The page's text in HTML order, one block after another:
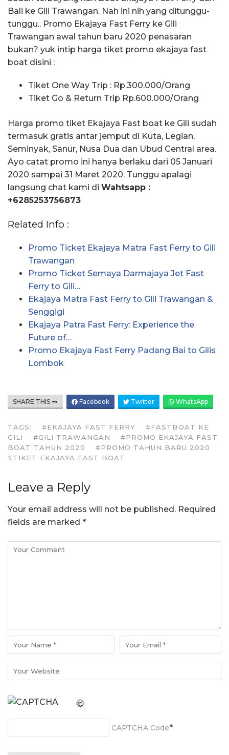
Bali ke Gili Trawangan. Nah ini nih yang ditunggu-
tunggu.. Promo Ekajaya Fast Ferry ke Gili
Trawangan awal tahun baru 2020 penasaran
bukan? yuk intip harga tiket promo ekajaya fast
boat disini :
Tiket One Way Trip : Rp.300.000/Orang
Tiket Go & Return Trip Rp.600.000/Orang
Harga promo tiket Ekajaya Fast boat ke Gili sudah
termasuk gratis antar jemput di Kuta, Legian,
Seminyak, Sanur, Nusa Dua dan Ubud Central area.
Ayo catat promo ini hanya berlaku dari 05 Januari
2020 sampai 31 Maret 2020. Tunggu apalagi
langsung chat kami di Wahtsapp :
+6285253756873
Related Info :
Promo Ticket Ekajaya Matra Fast Ferry to Gili
Trawangan
Promo Ticket Semaya Darmajaya Jet Fast
Ferry to Gili…
Ekajaya Matra Fast Ferry to Gili Trawangan &
Senggigi
Ekajaya Patra Fast Ferry: Experience the
Future of…
Promo Ekajaya Fast Ferry Padang Bai to Gilis
Lombok
SHARE THIS Facebook Twitter WhatsApp
TAGS: #EKAJAYA FAST FERRY
#FASTBOAT KE
GILI
#GILI TRAWANGAN
#PROMO EKAJAYA FAST
BOAT TAHUN 2020
#PROMO TAHUN BARU 2020
#TIKET EKAJAYA FAST BOAT
Leave a Reply
Your email address will not be published. Required
fields are marked *
CAPTCHA Code*